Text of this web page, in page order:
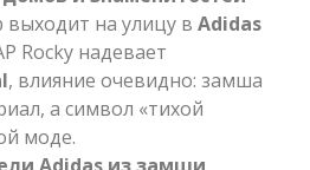
выходит на улицу в Adidas
Rocky надевает
, влияние очевидно: замша
а символ «тихой
моде.